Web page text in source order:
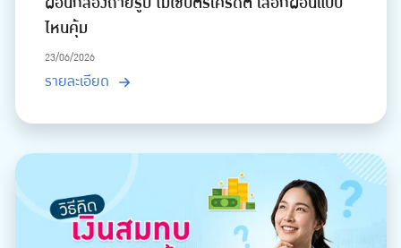
ไหนคุ้ม
23/06/2026
รายละเอียด